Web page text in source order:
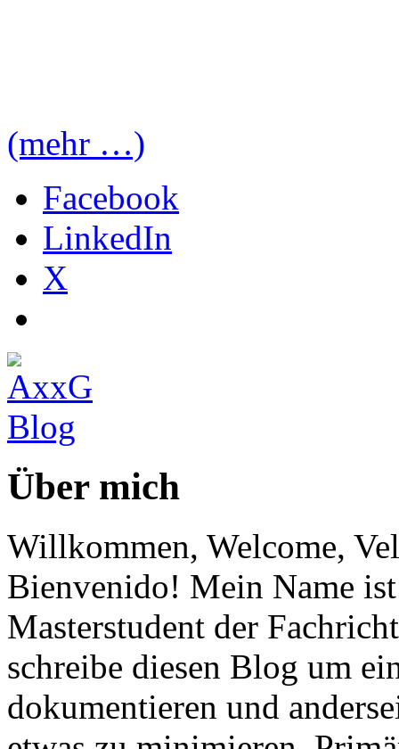
(mehr …)
Facebook
LinkedIn
X
Über mich
Willkommen, Welcome,
Bienvenido! Mein Name
Masterstudent der
schreibe diesen Blog um
dokumentieren und